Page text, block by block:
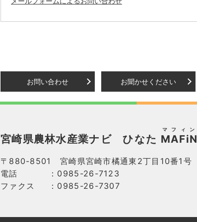
お問い合わせ お聞かせください
宮崎県農林水産業ナビ ひなた MAFiN
マフィン
〒880-8501 宮崎県宮崎市橘通東2丁目10番1号
電話
：0985-26-7123
ファクス
：0985-26-7307